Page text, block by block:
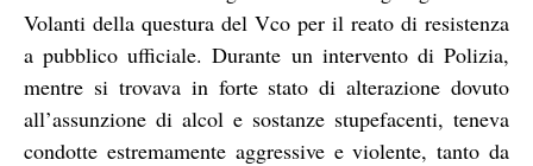
Volanti della questura del Vco per il reato di resistenza
a pubblico ufficiale. Durante un intervento di Polizia,
mentre si trovava in forte stato di alterazione dovuto
all’assunzione di alcol e sostanze stupefacenti, teneva
condotte estremamente aggressive e violente, tanto da